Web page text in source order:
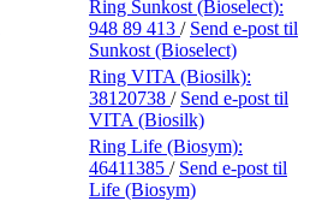
Ring Sunkost (Bioselect):
948 89 413 / Send e-post til
Sunkost (Bioselect)
Ring VITA (Biosilk):
38120738 / Send e-post til
VITA (Biosilk)
Ring Life (Biosym):
46411385 / Send e-post til
Life (Biosym)